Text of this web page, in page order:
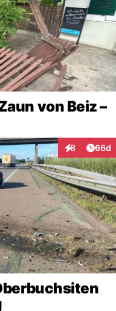
von Beiz –
8
Interaktionen
66d